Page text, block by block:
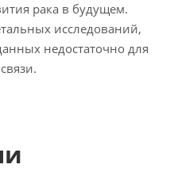
рака в будущем.
исследований,
недостаточно для